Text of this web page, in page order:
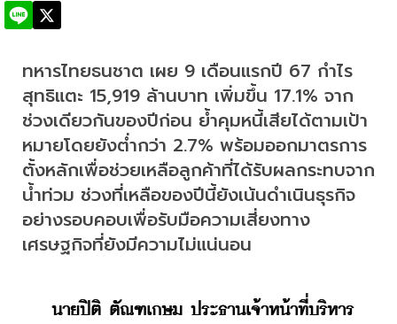
ทหารไทยธนชาต เผย 9 เดือนแรกปี 67 กำไร
สุทธิแตะ 15,919 ล้านบาท เพิ่มขึ้น 17.1% จาก
ช่วงเดียวกันของปีก่อน ย้ำคุมหนี้เสียได้ตามเป้า
หมายโดยยังต่ำกว่า 2.7% พร้อมออกมาตรการ
ตั้งหลักเพื่อช่วยเหลือลูกค้าที่ได้รับผลกระทบจาก
น้ำท่วม ช่วงที่เหลือของปีนี้ยังเน้นดำเนินธุรกิจ
อย่างรอบคอบเพื่อรับมือความเสี่ยงทาง
เศรษฐกิจที่ยังมีความไม่แน่นอน
นายปิติ ตัณฑเกษม ประธานเจ้าหน้าที่บริหาร